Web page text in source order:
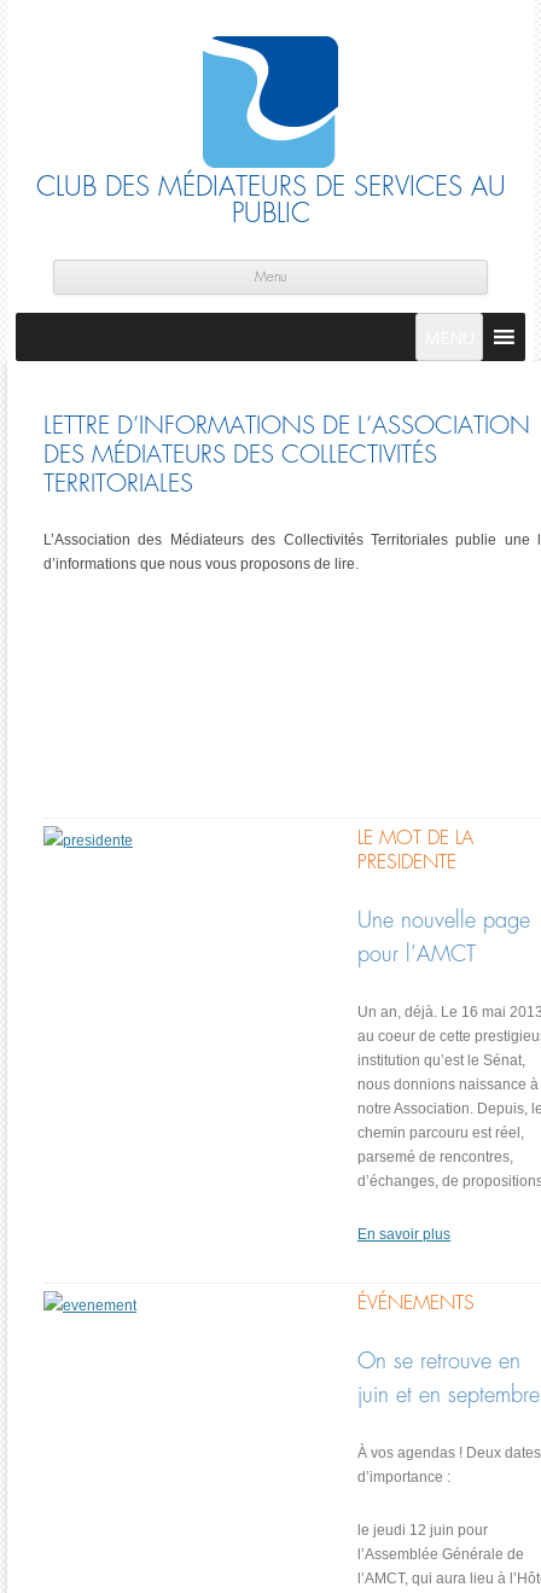
CLUB DES MÉDIATEURS DE SERVICES AU
PUBLIC
Menu
LETTRE D’INFORMATIONS DE L’ASSOCIATION
DES MÉDIATEURS DES COLLECTIVITÉS
TERRITORIALES
L’Association des Médiateurs des Collectivités Territoriales publie une
d’informations que nous vous proposons de lire.
LE MOT DE LA
PRESIDENTE
Une nouvelle page
pour l’AMCT
Un an, déjà. Le 16 mai
au coeur de cette
institution qu’est le Sénat,
nous donnions naissance à
notre Association. Depuis,
chemin parcouru est réel,
parsemé de rencontres,
d’échanges, de
En savoir plus
ÉVÉNEMENTS
On se retrouve en
juin et en septembre
À vos agendas ! Deux dates
d’importance :
le jeudi 12 juin pour
l’Assemblée Générale de
l’AMCT, qui aura lieu à